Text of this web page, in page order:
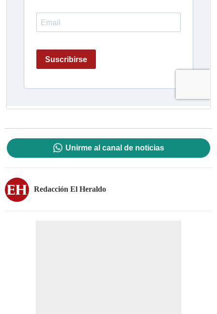
Unirme al canal de noticias
Redacción El Heraldo